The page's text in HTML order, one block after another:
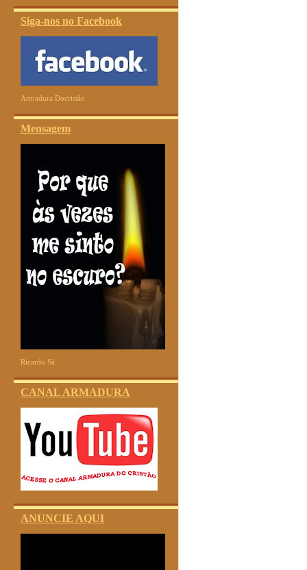
Siga-nos no Facebook
Armadura Docristão
Mensagem
Ricardo Sá
CANAL ARMADURA
ANUNCIE AQUI